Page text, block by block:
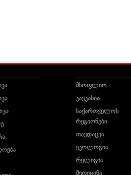
მსოფლიო
კავკასია
საქართველოს
რეგიონები
თავდაცვა
ეკოლოგია
რელიგია
მედიცინა